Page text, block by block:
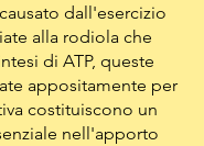
dall'esercizio
alla rodiola che
di ATP, queste
appositamente per
costituiscono un
nell'apporto